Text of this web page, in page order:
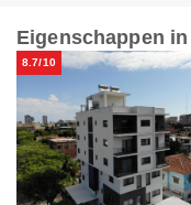
Eigenschappen
8.7/10